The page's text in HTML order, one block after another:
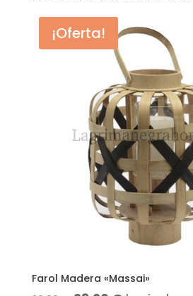
¡Oferta!
Farol Madera «Massai»